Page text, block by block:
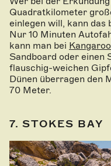
Quadratkilometer
einlegen will, kann das
Nur 10 Minuten
kann man bei
Sandboard oder einen
flauschig-weichen
Dünen überragen den
70 Meter.
7. STOKES BAY